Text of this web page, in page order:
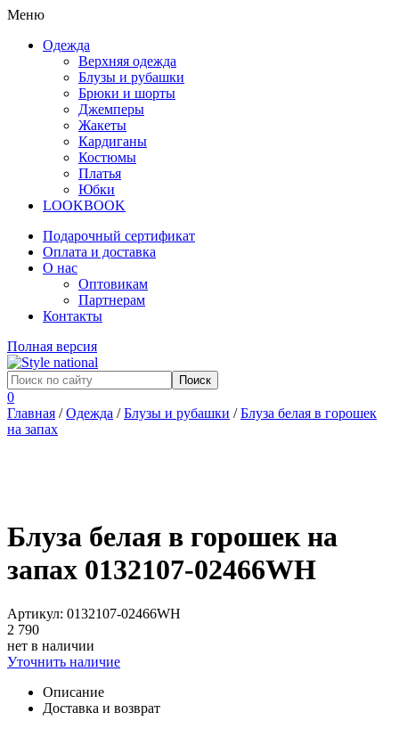
Меню
Одежда
Верхняя одежда
Блузы и рубашки
Брюки и шорты
Джемперы
Жакеты
Кардиганы
Костюмы
Платья
Юбки
LOOKBOOK
Подарочный сертификат
Оплата и доставка
О нас
Оптовикам
Партнерам
Контакты
Полная версия
0
Главная /Одежда /Блузы и рубашки /Блуза белая в горошек
на запах
Блуза белая в горошек на
запах 0132107-02466WH
Артикул: 0132107-02466WH
2 790
нет в наличии
Уточнить наличие
Описание
Доставка и возврат